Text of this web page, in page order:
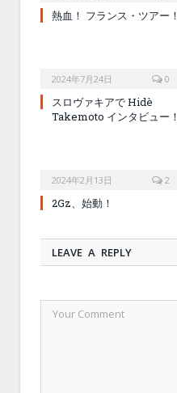
熱血！ フランス・ツアー！
2024年7月24日 0
スロヴァキアで Hidè
Takemoto インタビュー！
2024年2月13日 2
2Gz、始動！
LEAVE A REPLY